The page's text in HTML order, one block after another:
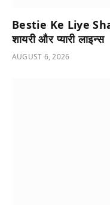
Bestie Ke Liye
शायरी और प्यारी लाइन्स
AUGUST 6, 2026